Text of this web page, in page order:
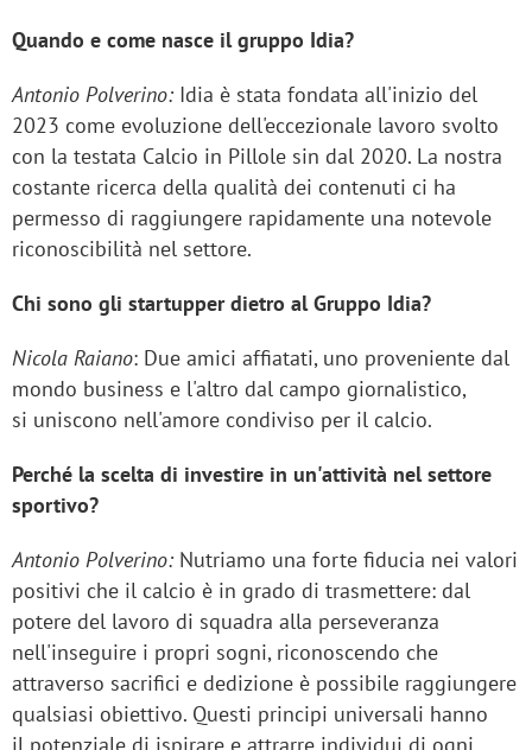
Quando e come nasce il gruppo Idia?
Antonio Polverino: Idia è stata fondata all'inizio del
2023 come evoluzione dell'eccezionale lavoro svolto
con la testata Calcio in Pillole sin dal 2020. La nostra
costante ricerca della qualità dei contenuti ci ha
permesso di raggiungere rapidamente una notevole
riconoscibilità nel settore.
Chi sono gli startupper dietro al Gruppo Idia?
Nicola Raiano: Due amici affiatati, uno proveniente dal
mondo business e l'altro dal campo giornalistico,
si uniscono nell'amore condiviso per il calcio.
Perché la scelta di investire in un'attività nel settore
sportivo?
Antonio Polverino: Nutriamo una forte fiducia nei valori
positivi che il calcio è in grado di trasmettere: dal
potere del lavoro di squadra alla perseveranza
nell'inseguire i propri sogni, riconoscendo che
attraverso sacrifici e dedizione è possibile raggiungere
qualsiasi obiettivo. Questi principi universali hanno